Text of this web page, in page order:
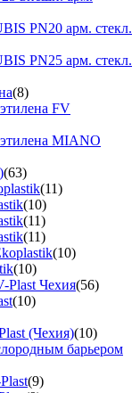
PN20 арм. стекл.
PN25 арм. стекл.
(8)
FV
MIANO
(63)
(11)
(10)
(11)
(11)
(10)
(10)
Plast Чехия(56)
(10)
(Чехия)(10)
барьером
(9)